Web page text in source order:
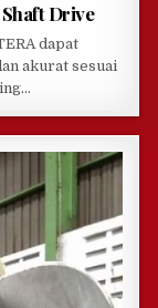
Drive
dapat
akurat sesuai